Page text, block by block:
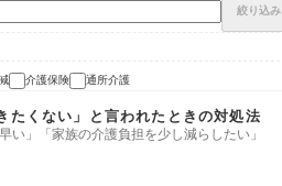
絞り込み
介護保険 通所介護
たくない」と言われたときの対処法
い」「家族の介護負担を少し減らしたい」